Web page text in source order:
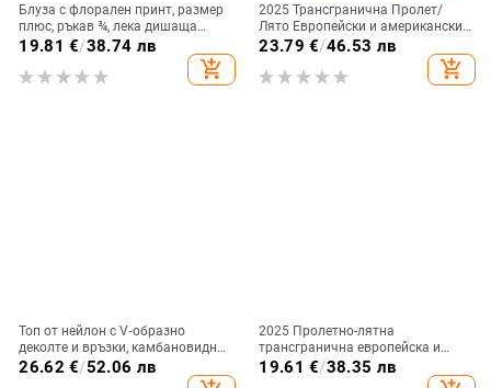
Блуза с флорален принт, размер
плюс, ръкав ¾, лека дишаща
лятна топ за жени
19.81 €/38.74 лв
add_shopping_cart
2025 Трансгранична Пролет/
Лято Европейски и американски
Ново дамско облекло
Едноцветна дантелена тениска с
къс ръкав и кръгло деколте
23.79 €/46.53 лв
add_shopping_cart
Топ от нейлон с V‑образно
деколте и връзки, камбановидни
ръкави, тясна кройка
26.62 €/52.06 лв
2025 Пролетно-лятна
трансгранична европейска и
американска Amazon Wish Export
Нова пролетно-лятна тениска с
19.61 €/38.35 лв